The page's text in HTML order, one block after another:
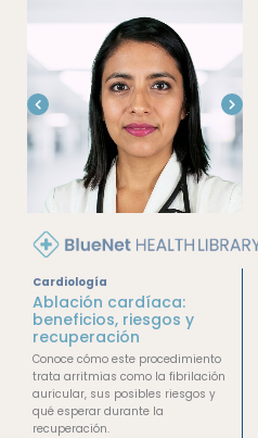
Cardiología
Ablación cardíaca:
beneficios, riesgos y
recuperación
Conoce cómo este procedimiento
trata arritmias como la fibrilación
auricular, sus posibles riesgos y
qué esperar durante la
recuperación.